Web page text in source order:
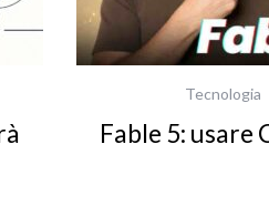
Tecnologia
Fable 5: usare